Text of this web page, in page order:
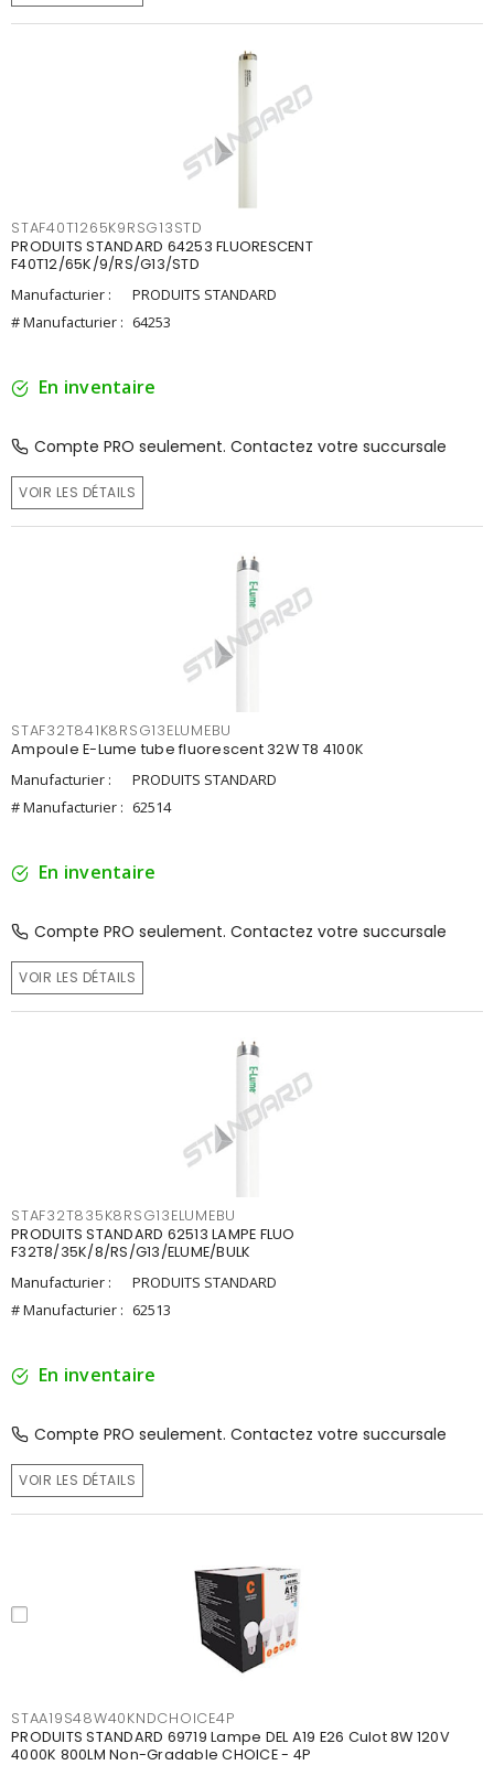
STAF40T1265K9RSG13STD
PRODUITS STANDARD 64253 FLUORESCENT
F40T12/65K/9/RS/G13/STD
Manufacturier :
PRODUITS STANDARD
# Manufacturier : 64253
En inventaire
Compte PRO seulement. Contactez votre succursale
VOIR LES DÉTAILS
STAF32T841K8RSG13ELUMEBU
Ampoule E-Lume tube fluorescent 32W T8 4100K
Manufacturier :
PRODUITS STANDARD
# Manufacturier : 62514
En inventaire
Compte PRO seulement. Contactez votre succursale
VOIR LES DÉTAILS
STAF32T835K8RSG13ELUMEBU
PRODUITS STANDARD 62513 LAMPE FLUO
F32T8/35K/8/RS/G13/ELUME/BULK
Manufacturier :
PRODUITS STANDARD
# Manufacturier : 62513
En inventaire
Compte PRO seulement. Contactez votre succursale
VOIR LES DÉTAILS
STAA19S48W40KNDCHOICE4P
PRODUITS STANDARD 69719 Lampe DEL A19 E26 Culot 8W 120V
4000K 800LM Non-Gradable CHOICE - 4P